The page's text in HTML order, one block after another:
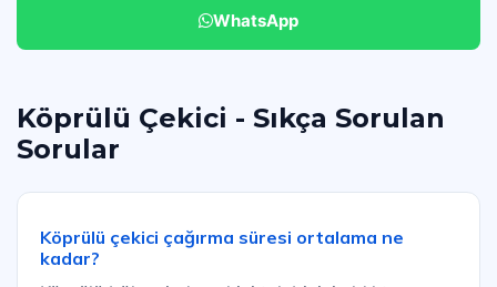
WhatsApp
Köprülü Çekici - Sıkça Sorulan
Sorular
Köprülü çekici çağırma süresi ortalama ne
kadar?